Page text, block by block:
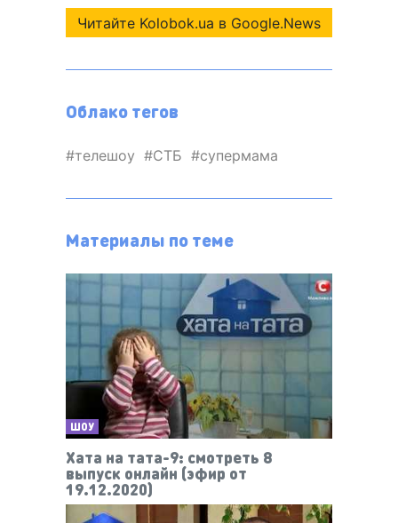
Читайте Kolobok.ua в Google.News
Облако тегов
телешоу СТБ супермама
Материалы по теме
ШОУ
Хата на тата-9: смотреть 8
выпуск онлайн (эфир от
19.12.2020)